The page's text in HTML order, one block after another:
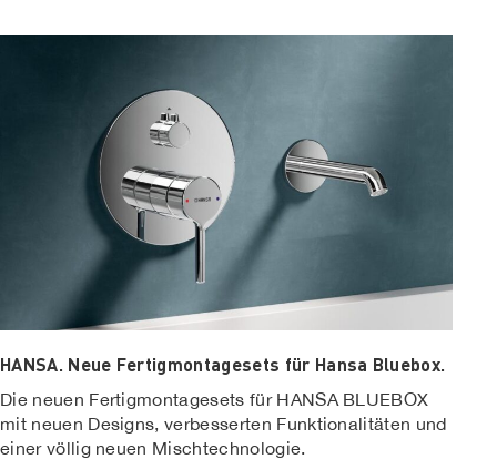
HANSA. Neue Fertigmontagesets für Hansa Bluebox.
Die neuen Fertigmontagesets für HANSA BLUEBOX
mit neuen Designs, verbesserten Funktionalitäten und
einer völlig neuen Mischtechnologie.